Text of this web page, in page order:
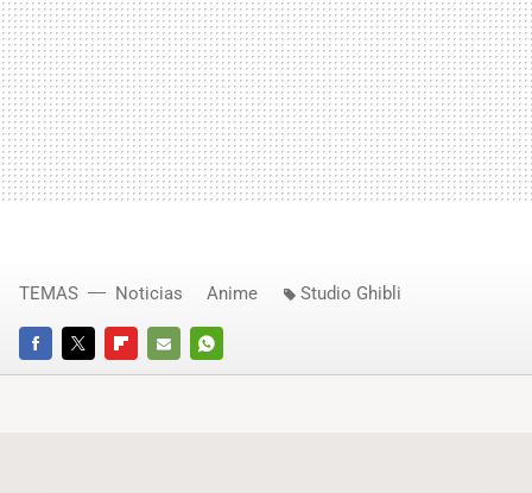
FACEBOOKTWITTERFLIPBOARD
E-
WHATSAPP
TEMAS Noticias Anime Studio Ghibli